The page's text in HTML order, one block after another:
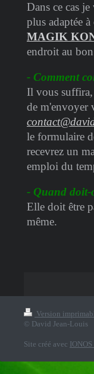
Dans ce cas
plus adaptée
MAGIK
endroit au
- Comment
Il vous
de m'envoyer
le formulaire
recevrez un
emploi du
- Quand doit-
Elle doit être
même.
Version
© David Jean-Louis
Site créé avec